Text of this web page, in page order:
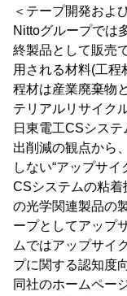
＜テープ開発およ
Nittoグループでは
終製品として販売
用される材料(工程
程材は産業廃棄物
テリアルリサイク
日東電工CSシス
出削減の観点から
しない“アップサ
CSシステムの粘着
の光学関連製品の
ープとしてアップ
ムではアップサイ
プに関する認知度
同社のホームペー